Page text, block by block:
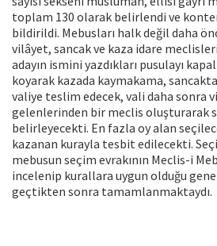
toplam 130 olarak belir­lendi ve
bildiril­di. Mebusları halk değil daha
vilâyet, sancak ve kaza ida­re
adayın ismini yazdıkları pusulayı
koyarak kazada kayma­kama,
valiye teslim edecek, vali daha sonra
gelenlerinden bir meclis oluş­turarak
belirleyecekti. En fazla oy alan
kazanan kurayla tesbit edilecekti.
mebusun seçim ev­rakının Meclis-i
incelenip kurallara uygun olduğu
geçtikten sonra tamamlanmaktaydı.